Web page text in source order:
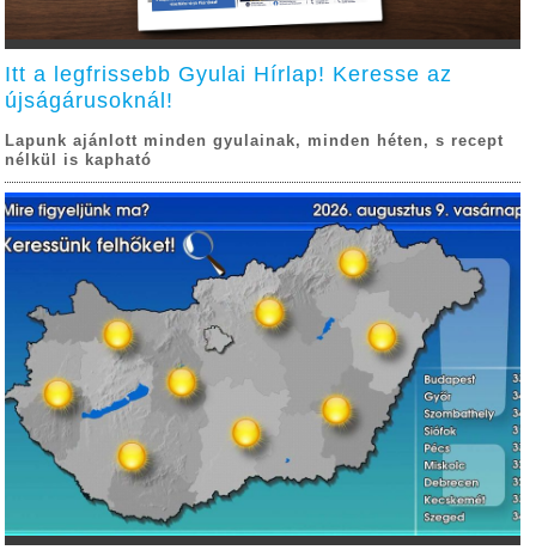
Itt a legfrissebb Gyulai Hírlap! Keresse az
újságárusoknál!
Lapunk ajánlott minden gyulainak, minden héten, s recept
nélkül is kapható